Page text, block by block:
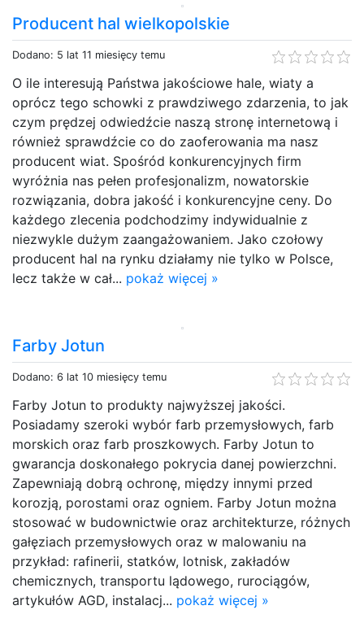
Producent hal wielkopolskie
Dodano: 5 lat 11 miesięcy temu
O ile interesują Państwa jakościowe hale, wiaty a
oprócz tego schowki z prawdziwego zdarzenia, to jak
czym prędzej odwiedźcie naszą stronę internetową i
również sprawdźcie co do zaoferowania ma nasz
producent wiat. Spośród konkurencyjnych firm
wyróżnia nas pełen profesjonalizm, nowatorskie
rozwiązania, dobra jakość i konkurencyjne ceny. Do
każdego zlecenia podchodzimy indywidualnie z
niezwykle dużym zaangażowaniem. Jako czołowy
producent hal na rynku działamy nie tylko w Polsce,
lecz także w cał... pokaż więcej »
Farby Jotun
Dodano: 6 lat 10 miesięcy temu
Farby Jotun to produkty najwyższej jakości.
Posiadamy szeroki wybór farb przemysłowych, farb
morskich oraz farb proszkowych. Farby Jotun to
gwarancja doskonałego pokrycia danej powierzchni.
Zapewniają dobrą ochronę, między innymi przed
korozją, porostami oraz ogniem. Farby Jotun można
stosować w budownictwie oraz architekturze, różnych
gałęziach przemysłowych oraz w malowaniu na
przykład: rafinerii, statków, lotnisk, zakładów
chemicznych, transportu lądowego, rurociągów,
artykułów AGD, instalacj... pokaż więcej »